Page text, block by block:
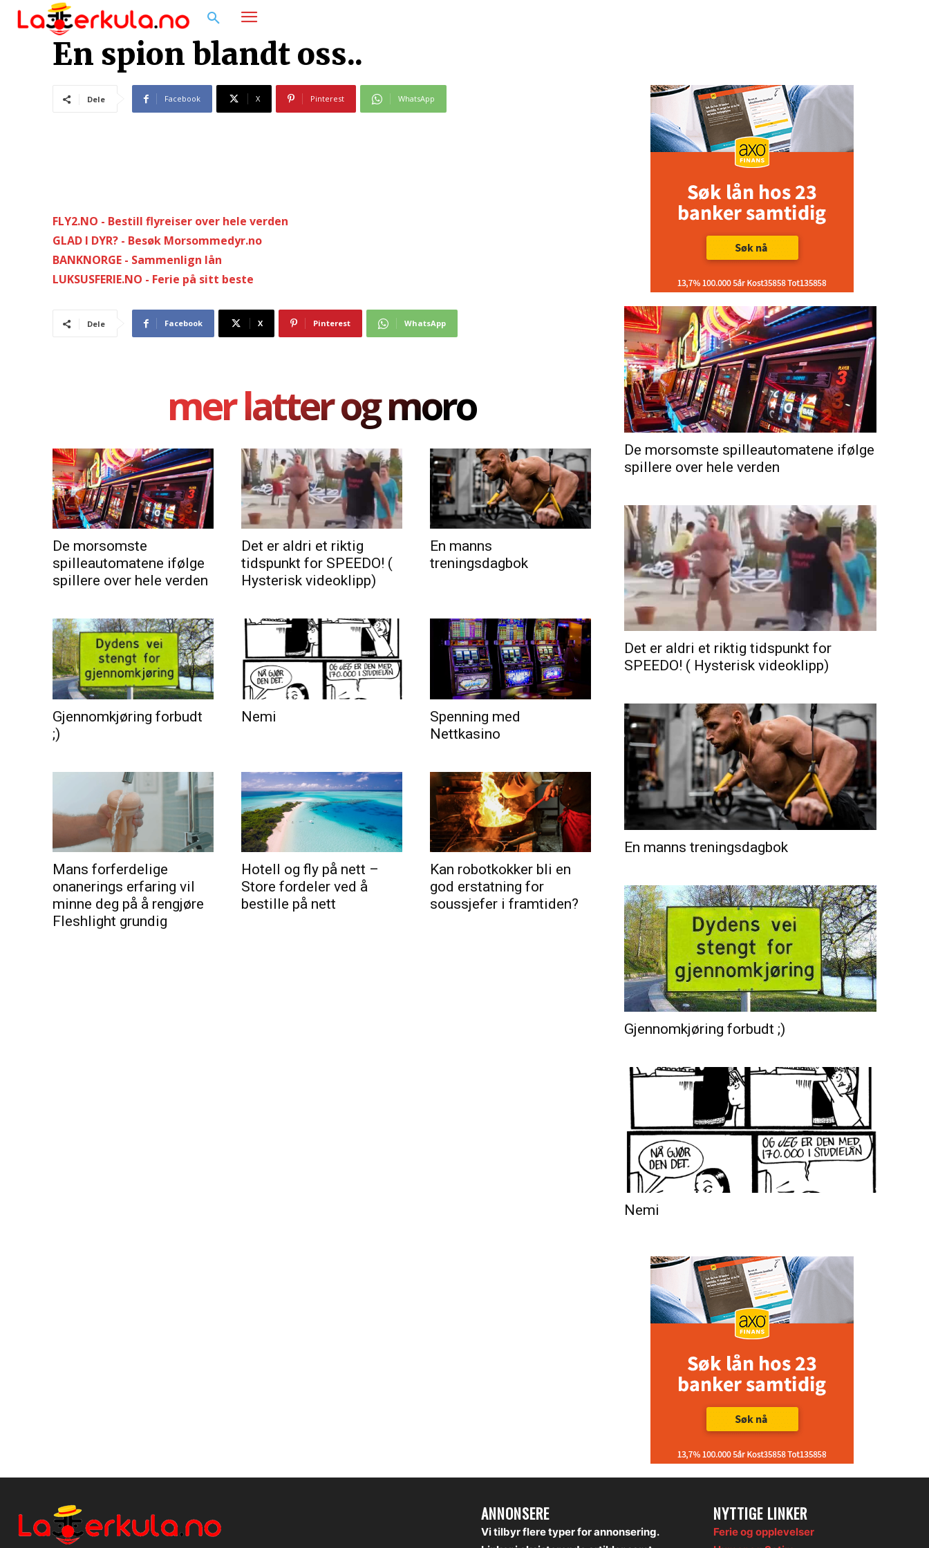
En spion blandt oss..
Dele Facebook X Pinterest WhatsApp
FLY2.NO - Bestill flyreiser over hele verden
GLAD I DYR? - Besøk Morsommedyr.no
BANKNORGE - Sammenlign lån
LUKSUSFERIE.NO - Ferie på sitt beste
Dele Facebook X Pinterest WhatsApp
mer latter og moro
De morsomste
spilleautomatene ifølge
spillere over hele verden
Det er aldri et riktig
tidspunkt for SPEEDO! (
Hysterisk videoklipp)
En manns
treningsdagbok
Gjennomkjøring forbudt
;)
Nemi
Spenning med
Nettkasino
Mans forferdelige
onanerings erfaring vil
minne deg på å rengjøre
Fleshlight grundig
Hotell og fly på nett –
Store fordeler ved å
bestille på nett
Kan robotkokker bli en
god erstatning for
soussjefer i framtiden?
De morsomste spilleautomatene ifølge
spillere over hele verden
Det er aldri et riktig tidspunkt for
SPEEDO! ( Hysterisk videoklipp)
En manns treningsdagbok
Gjennomkjøring forbudt ;)
Nemi
ANNONSERE
Vi tilbyr flere typer for annonsering.
NYTTIGE LINKER
Ferie og opplevelser